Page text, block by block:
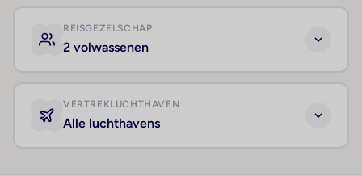
REISGEZELSCHAP
2 volwassenen
VERTREKLUCHTHAVEN
Alle luchthavens